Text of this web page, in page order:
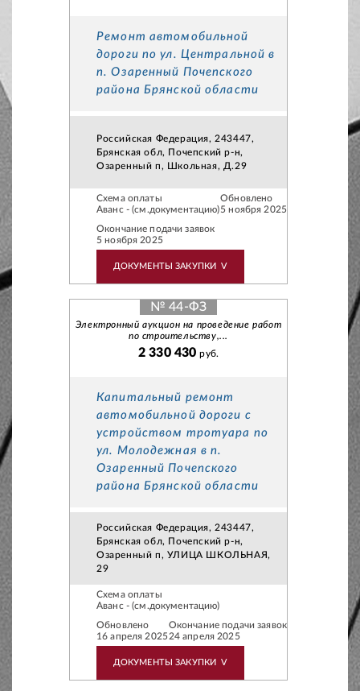
Ремонт автомобильной
дороги по ул. Центральной в
п. Озаренный Почепского
района Брянской области
Российская Федерация, 243447,
Брянская обл, Почепский р-н,
Озаренный п, Школьная, Д.29
Схема оплаты
Аванс - (см.документацию)
Обновлено
5 ноября 2025
Окончание подачи заявок
5 ноября 2025
ДОКУМЕНТЫ ЗАКУПКИ V
№ 44-ФЗ
Электронный аукцион на проведение работ
по строительству,...
2 330 430руб.
Капитальный ремонт
автомобильной дороги с
устройством тротуара по
ул. Молодежная в п.
Озаренный Почепского
района Брянской области
Российская Федерация, 243447,
Брянская обл, Почепский р-н,
Озаренный п, УЛИЦА ШКОЛЬНАЯ,
29
Схема оплаты
Аванс - (см.документацию)
Обновлено
16 апреля 2025
Окончание подачи заявок
24 апреля 2025
ДОКУМЕНТЫ ЗАКУПКИ V